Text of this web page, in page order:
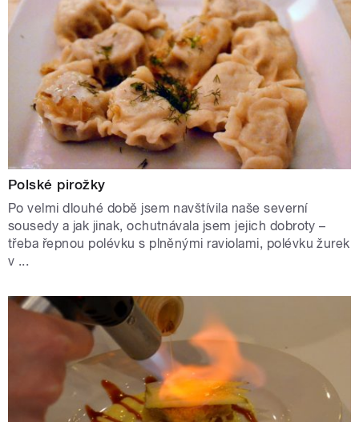
Polské pirožky
Po velmi dlouhé době jsem navštívila naše severní
sousedy a jak jinak, ochutnávala jsem jejich dobroty –
třeba řepnou polévku s plněnými raviolami, polévku žurek
v ...